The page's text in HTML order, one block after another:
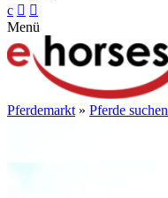
c  
Menü
Pferdemarkt » Pferde suchen